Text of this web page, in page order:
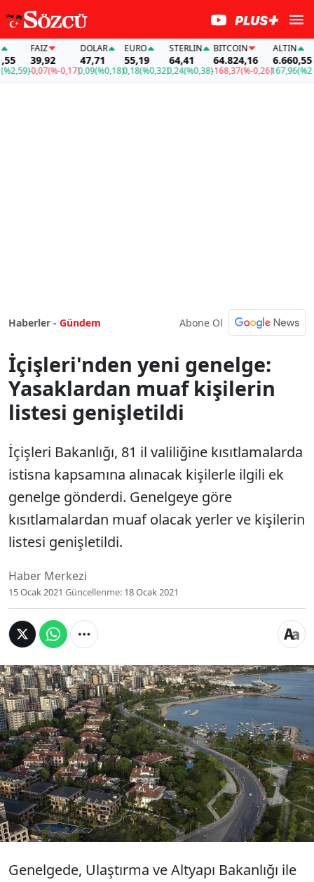
FAİZ
39,92
-0,07(%-0,17)
DOLAR
47,71
0,09(%0,18)
EURO
55,19
0,18(%0,32)
STERLIN
64,41
0,24(%0,38)
BITCOIN
64.824,16
-168,37(%-0,26)
ALTIN
6.660,55
167,96
Haberler - Gündem Abone Ol
İçişleri'nden yeni genelge:
Yasaklardan muaf kişilerin
listesi genişletildi
İçişleri Bakanlığı, 81 il valiliğine kısıtlamalarda
istisna kapsamına alınacak kişilerle ilgili ek
genelge gönderdi. Genelgeye göre
kısıtlamalardan muaf olacak yerler ve kişilerin
listesi genişletildi.
Haber Merkezi
15 Ocak 2021 Güncellenme: 18 Ocak 2021
İçişleri Bakanlığı, 81 il valiliğine
kısıtlamalarda istisna kapsamına alınacak
kişilerle ilgili ek genelge gönderdi.
Genelgeye göre kısıtlamalardan muaf olacak
yerler ve kişilerin listesi genişletildi.
Genelgede, Ulaştırma ve Altyapı Bakanlığı ile